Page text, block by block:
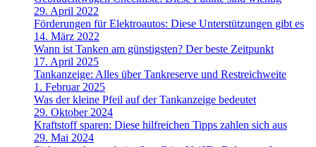
29. April 2022
Förderungen für Elektroautos: Diese Unterstützungen gibt es
14. März 2022
Wann ist Tanken am günstigsten? Der beste Zeitpunkt
17. April 2025
Tankanzeige: Alles über Tankreserve und Restreichweite
1. Februar 2025
Was der kleine Pfeil auf der Tankanzeige bedeutet
29. Oktober 2024
Kraftstoff sparen: Diese hilfreichen Tipps zahlen sich aus
29. Mai 2024